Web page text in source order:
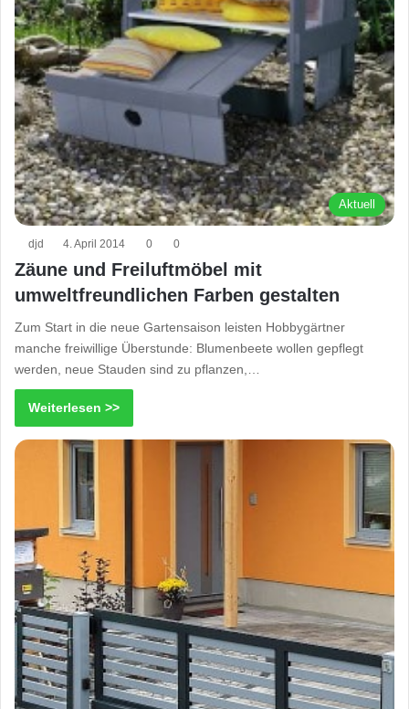
Aktuell
djd 4. April 2014 0 0
Zäune und Freiluftmöbel mit
umweltfreundlichen Farben gestalten
Zum Start in die neue Gartensaison leisten Hobbygärtner
manche freiwillige Überstunde: Blumenbeete wollen gepflegt
werden, neue Stauden sind zu pflanzen,…
Weiterlesen >>